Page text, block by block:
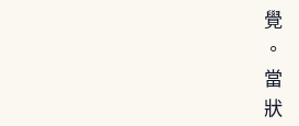
覺
。
當
狀